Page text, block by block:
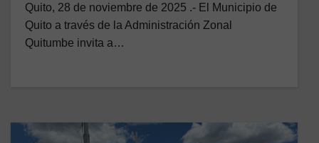
Quito, 28 de noviembre de 2025 .- El Municipio de
Quito a través de la Administración Zonal
Quitumbe invita a…